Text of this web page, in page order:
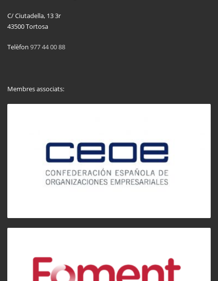
C/ Ciutadella, 13 3r
43500 Tortosa
Telèfon 977 44 00 88
Membres associats: